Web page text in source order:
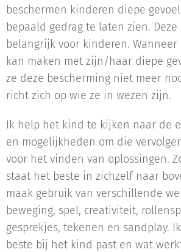
beschermen kinderen diepe
bepaald gedrag te laten zien.
belangrijk voor kinderen.
kan maken met zijn/haar diepe
ze deze bescherming niet meer
richt zich op wie ze in wezen zijn.
Ik help het kind te kijken naar de
en mogelijkheden om die
voor het vinden van oplossingen.
staat het beste in zichzelf naar
maak gebruik van verschillende
beweging, spel, creativiteit,
gesprekjes, tekenen en sandplay.
beste bij het kind past en wat